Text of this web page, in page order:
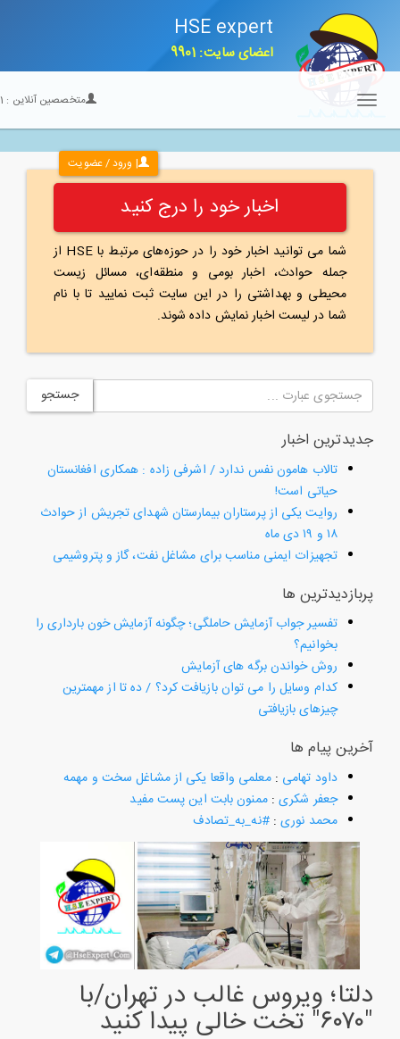
HSE expert
اعضای سایت: 9901
| ورود / عضویت
متخصصین آنلاین :21
Toggle
navigation
اخبار خود را درج کنید
شما می توانید اخبار خود را در حوزه‌های مرتبط با HSE از
جمله حوادث، اخبار بومی و منطقه‌ای، مسائل زیست
محیطی و بهداشتی را در این سایت ثبت نمایید تا با نام
شما در لیست اخبار نمایش داده شوند.
جستجو
جدیدترین اخبار
تالاب هامون نفس ندارد / اشرفی زاده : همکاری افغانستان
حیاتی است!
روایت یکی از پرستاران بیمارستان شهدای تجریش از حوادث
تجهیزات ایمنی مناسب برای مشاغل نفت، گاز و پتروشیمی
پربازدیدترین ها
تفسیر جواب آزمایش حاملگی؛ چگونه آزمایش خون بارداری را
بخوانیم؟
روش خواندن برگه های آزمایش
کدام وسایل را می توان بازیافت کرد؟ / ده تا از مهمترین
چیزهای بازیافتی
آخرین پیام ها
داود تهامی:معلمی واقعا یکی از مشاغل سخت و مهمه
جعفر شکری:ممنون بابت این پست مفید
محمد نوری:#نه_به_تصادف
دلتا؛ ویروس غالب در تهران/با